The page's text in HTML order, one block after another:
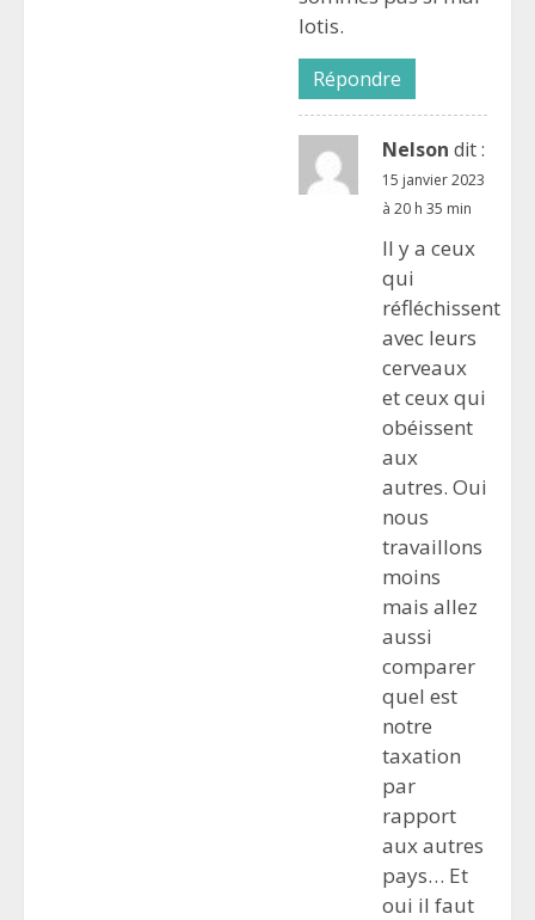
lotis.
Répondre
Nelson dit :
15 janvier 2023
à 20 h 35 min
Il y a ceux
qui
réfléchissent
avec leurs
cerveaux
et ceux qui
obéissent
aux
autres. Oui
nous
travaillons
moins
mais allez
aussi
comparer
quel est
notre
taxation
par
rapport
aux autres
pays… Et
oui il faut